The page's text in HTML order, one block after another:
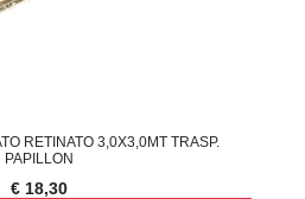
RETINATO 3,0X3,0MT TRASP.
PAPILLON
€ 18,30